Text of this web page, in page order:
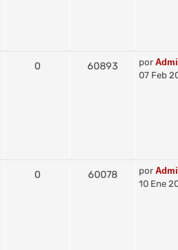
0 60893 por
07 Feb
0 60078 por
10 Ene